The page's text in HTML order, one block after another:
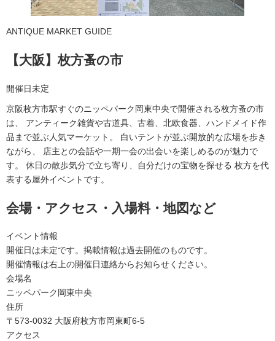
ANTIQUE MARKET GUIDE
【大阪】枚方蚤の市
開催日未定
京阪枚方市駅すぐのニッペパーク岡東中央で開催される枚方蚤の市
は、 アンティーク雑貨や古道具、古着、北欧食器、ハンドメイド作
品まで並ぶ人気マーケット。 白いテントが並ぶ開放的な広場を歩き
ながら、 店主との会話や一期一会の出会いを楽しめるのが魅力で
す。 休日の散歩気分で立ち寄り、自分だけの宝物を探せる 枚方を代
表する屋外イベントです。
会場・アクセス・入場料・地図など
イベント情報
開催日は未定です。掲載情報は過去開催のものです。
開催情報は右上の開催日連絡からお知らせください。
会場名
ニッペパーク岡東中央
住所
〒573-0032 大阪府枚方市岡東町6-5
アクセス